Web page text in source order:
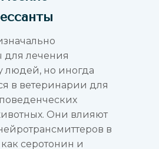
для лечения
людей, но иногда
в ветеринарии для
Они влияют
в
как серотонин и